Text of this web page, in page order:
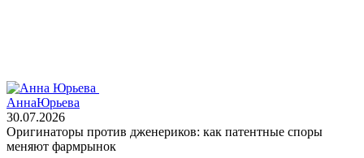
АннаЮрьева
30.07.2026
Оригинаторы против дженериков: как патентные споры
меняют фармрынок